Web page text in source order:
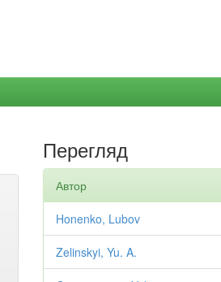
Перегляд
Автор
Honenko, Lubov
Zelinskyi, Yu. A.